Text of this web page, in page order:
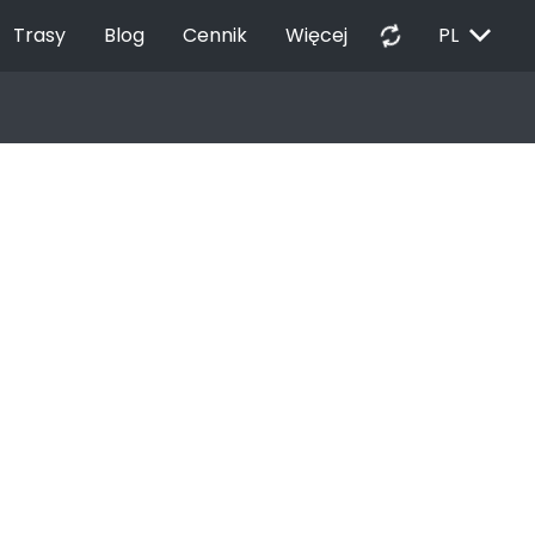
Trasy Blog Cennik Więcej autorenew PL EXPAND_MORE